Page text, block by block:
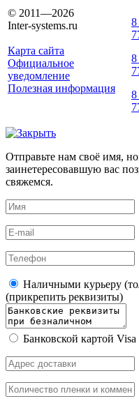
© 2011—2026
Inter-systems.ru
Карта сайта
Официальное
уведомление
Полезная информация
8
8
8
Отправьте нам своё имя,
заинетересовавшую вас
свяжемся.
Наличными курьеру
(прикрепить реквизиты)
Банковской картой Visa